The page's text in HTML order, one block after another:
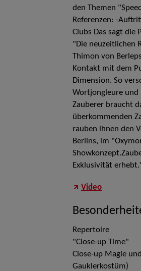
den Themen
Referenzen: -
Clubs Das sagt die
"Die neuzeitlichen
Thimon von
Kontakt mit dem
Dimension. So
Wortjongleure und
Zauberer braucht
überkommenden
rauben ihnen den
Berlins, im
Exklusivität
Video
Repertoire
"Close-up Time"
Close-up Magie
Gauklerkostüm)